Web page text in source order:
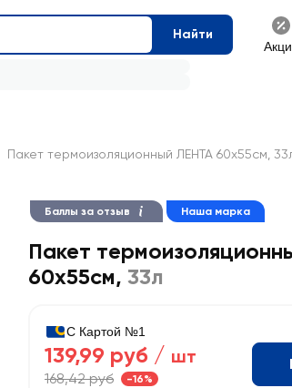
Найти
Пакет термоизоляционный ЛЕНТА 60х55см,
Баллы за отзыв Наша марка
Пакет
60х55см, 33л
С Картой №1
139,99 руб / шт
168,42 руб -16%